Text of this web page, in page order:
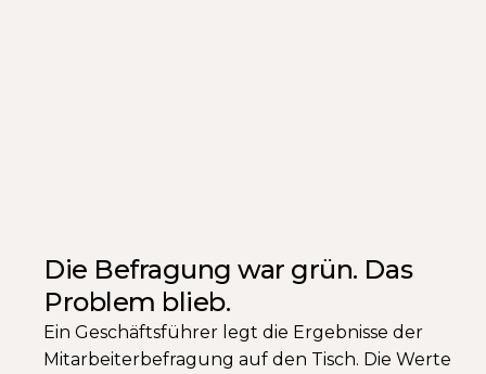
Die Befragung war grün. Das
Problem blieb.
Ein Geschäftsführer legt die Ergebnisse der
Mitarbeiterbefragung auf den Tisch. Die Werte